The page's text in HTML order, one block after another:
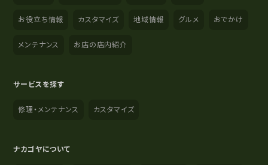
お役立ち情報 カスタマイズ 地域情報 グルメ おでかけ
メンテナンス お店の店内紹介
サービスを探す
修理・メンテナンス カスタマイズ
ナカゴヤについて